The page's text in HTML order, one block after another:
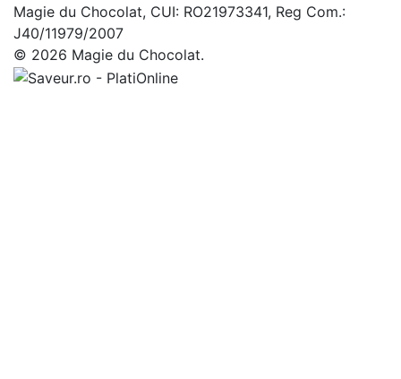
Magie du Chocolat, CUI: RO21973341, Reg Com.:
J40/11979/2007
© 2026 Magie du Chocolat.